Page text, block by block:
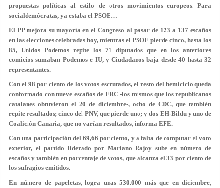
propuestas políticas al estilo de otros movimientos europeos. Para
socialdemócratas, ya estaba el PSOE…
El PP mejora su mayoría en el Congreso al pasar de 123 a 137 escaños
en las elecciones celebradas hoy, mientras el PSOE pierde cinco, hasta los
85, Unidos Podemos repite los 71 diputados que en los anteriores
comicios sumaban Podemos e IU, y Ciudadanos baja desde 40 hasta 32
representantes.
Con el 98 por ciento de los votos escrutados, el resto del hemiciclo queda
conformado con nueve escaños de ERC -los mismos que los republicanos
catalanes obtuvieron el 20 de diciembre-, ocho de CDC, que también
repite resultados; cinco del PNV, que pierde uno; y dos EH-Bildu y uno de
Coalición Canaria, que no varían resultados, informa EFE.
Con una participación del 69,66 por ciento, y a falta de computar el voto
exterior, el partido liderado por Mariano Rajoy sube en número de
escaños y también en porcentaje de votos, que alcanza el 33 por ciento de
los sufragios emitidos.
En número de papeletas, logra unas 530.000 más que en diciembre,